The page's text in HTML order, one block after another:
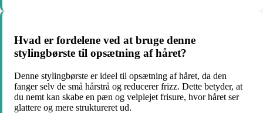
Hvad er fordelene ved at bruge denne
stylingbørste til opsætning af håret?
Denne stylingbørste er ideel til opsætning af håret, da den
fanger selv de små hårstrå og reducerer frizz. Dette betyder, at
du nemt kan skabe en pæn og velplejet frisure, hvor håret ser
glattere og mere struktureret ud.